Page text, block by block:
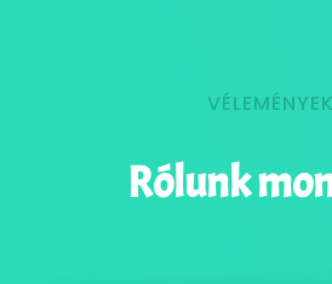
VÉLEMÉNYEK
Rólunk